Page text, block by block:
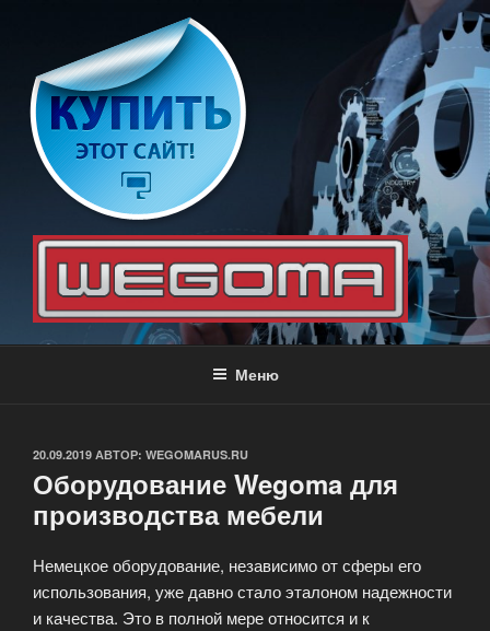
содержимому
WEGOMA
Оборудование для производства мебели
Меню
ОПУБЛИКОВАНО
20.09.2019 АВТОР: WEGOMARUS.RU
Оборудование Wegoma для
производства мебели
Немецкое оборудование, независимо от сферы его
использования, уже давно стало эталоном надежности
и качества. Это в полной мере относится и к